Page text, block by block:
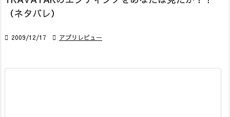
（ネタバレ）
 2009/12/17  アプリレビュー